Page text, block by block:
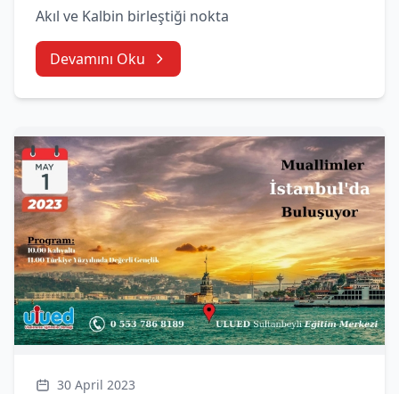
Akıl ve Kalbin birleştiği nokta
Devamını Oku
30 April 2023